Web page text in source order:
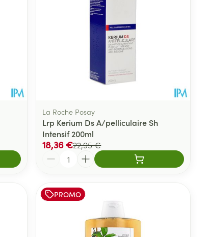
La Roche Posay
Lrp Kerium Ds A/pelliculaire Sh
Intensif 200ml
22,95 €
18,36 €
Quantité
PROMO